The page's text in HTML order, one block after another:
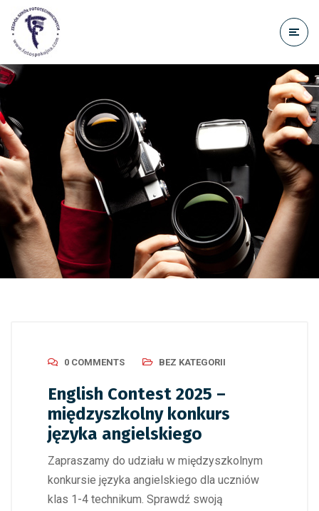
treści
0 COMMENTS BEZ KATEGORII
English Contest 2025 –
międzyszkolny konkurs
języka angielskiego
Zapraszamy do udziału w międzyszkolnym
konkursie języka angielskiego dla uczniów
klas 1-4 technikum. Sprawdź swoją